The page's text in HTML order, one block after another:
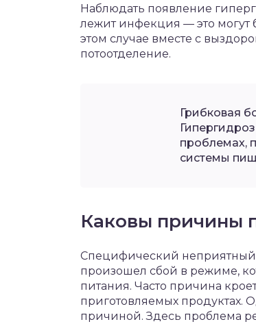
Наблюдать появление
лежит инфекция — это могут
этом случае вместе с
потоотделение.
Грибковая
проблемах,
системы
Каковы причины
Специфический неприятный
произошел сбой в режиме,
питания. Часто причина
приготовляемых продуктах.
причиной. Здесь проблема